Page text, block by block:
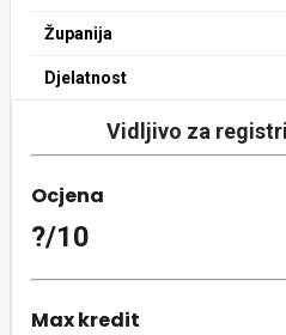
Županija
Djelatnost
Vidljivo za
Ocjena
?/10
Max kredit